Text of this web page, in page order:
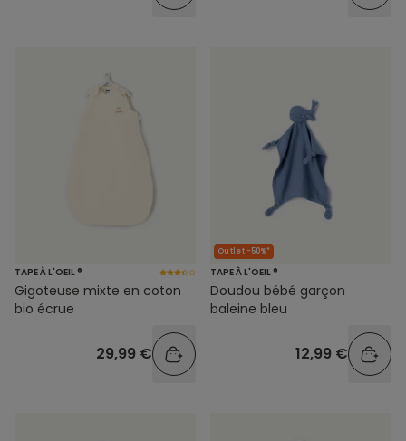
TAPE À L'OEIL ®
Gigoteuse mixte en coton
bio écrue
29,99 €
Outlet -50%*
TAPE À L'OEIL ®
Doudou bébé garçon
baleine bleu
12,99 €